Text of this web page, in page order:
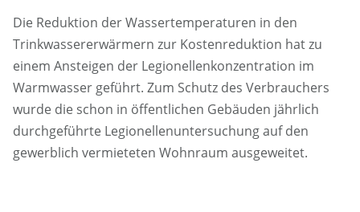
Die Reduktion der Wassertemperaturen in den
Trinkwassererwärmern zur Kostenreduktion hat zu
einem Ansteigen der Legionellenkonzentration im
Warmwasser geführt. Zum Schutz des Verbrauchers
wurde die schon in öffentlichen Gebäuden jährlich
durchgeführte Legionellenuntersuchung auf den
gewerblich vermieteten Wohnraum ausgeweitet.